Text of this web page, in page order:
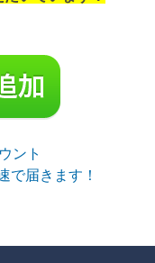
ント
で届きます！